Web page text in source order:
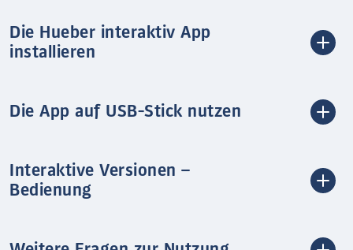
Die Hueber interaktiv App
installieren
Die App auf USB-Stick nutzen
Interaktive Versionen –
Bedienung